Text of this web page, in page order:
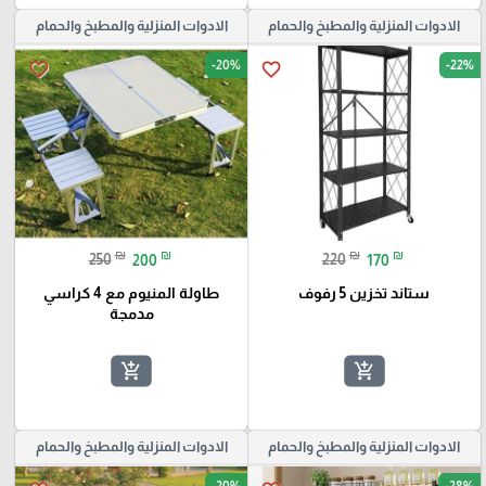
الادوات المنزلية والمطبخ والحمام
favorite_border -22%
220 ₪ 170 ₪
ستاند تخزين 5 رفوف
add_shopping_cart
الادوات المنزلية والمطبخ والحمام
favorite_border -20%
250 ₪ 200 ₪
طاولة المنيوم مع 4 كراسي
مدمجة
add_shopping_cart
الادوات المنزلية والمطبخ والحمام الادوات المنزلية والمطبخ والحمام